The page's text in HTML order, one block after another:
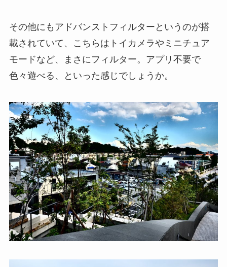
その他にもアドバンストフィルターというのが搭
載されていて、こちらはトイカメラやミニチュア
モードなど、まさにフィルター。アプリ不要で
色々遊べる、といった感じでしょうか。